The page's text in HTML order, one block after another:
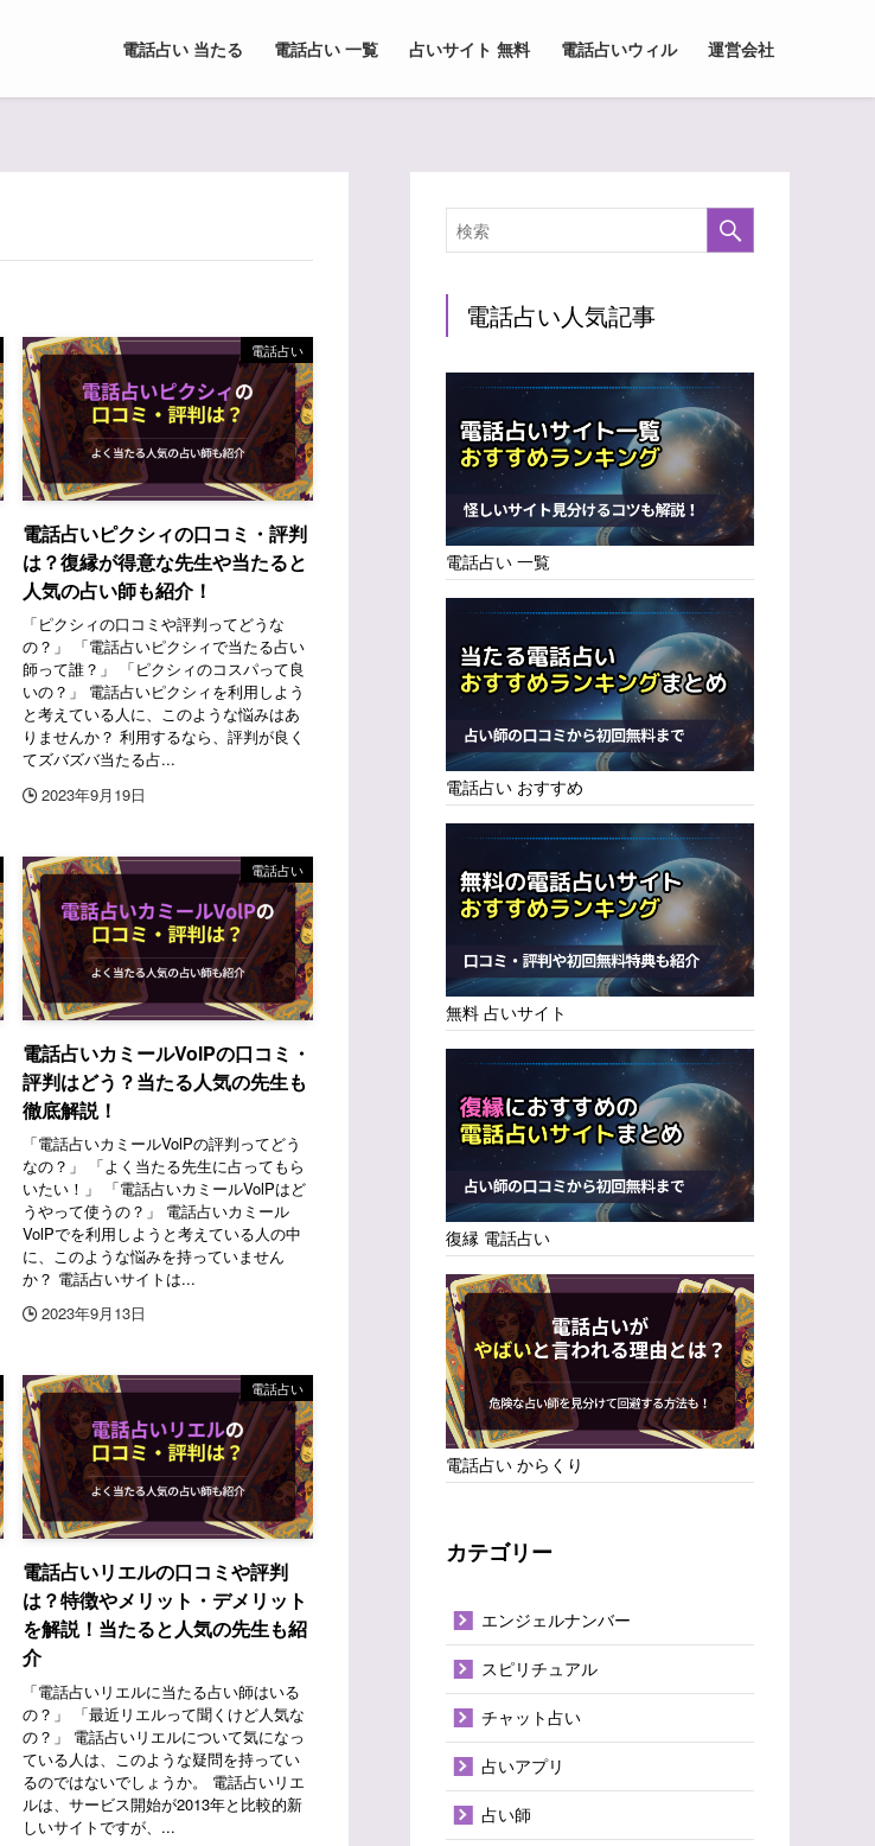
電話占い 当たる 電話占い 一覧 占いサイト 無料 電話占いウィル 運営会社
電話占い
電話占いピクシィの口コミ・評判
は？復縁が得意な先生や当たると
人気の占い師も紹介！
「ピクシィの口コミや評判ってどうな
の？」 「電話占いピクシィで当たる占い
師って誰？」 「ピクシィのコスパって良
いの？」 電話占いピクシィを利用しよう
と考えている人に、このような悩みはあ
りませんか？ 利用するなら、評判が良く
てズバズバ当たる占...
2023年9月19日
電話占い
電話占いカミールVolPの口コミ・
評判はどう？当たる人気の先生も
徹底解説！
「電話占いカミールVolPの評判ってどう
なの？」 「よく当たる先生に占ってもら
いたい！」 「電話占いカミールVolPはど
うやって使うの？」 電話占いカミール
VolPでを利用しようと考えている人の中
に、このような悩みを持っていません
か？ 電話占いサイトは...
2023年9月13日
電話占い
電話占いリエルの口コミや評判
は？特徴やメリット・デメリット
を解説！当たると人気の先生も紹
介
「電話占いリエルに当たる占い師はいる
の？」 「最近リエルって聞くけど人気な
の？」 電話占いリエルについて気になっ
ている人は、このような疑問を持ってい
るのではないでしょうか。 電話占いリエ
ルは、サービス開始が2013年と比較的新
しいサイトですが、...
電話占い人気記事
電話占い 一覧
電話占い おすすめ
無料 占いサイト
復縁 電話占い
電話占い からくり
カテゴリー
エンジェルナンバー
スピリチュアル
チャット占い
占いアプリ
占い師